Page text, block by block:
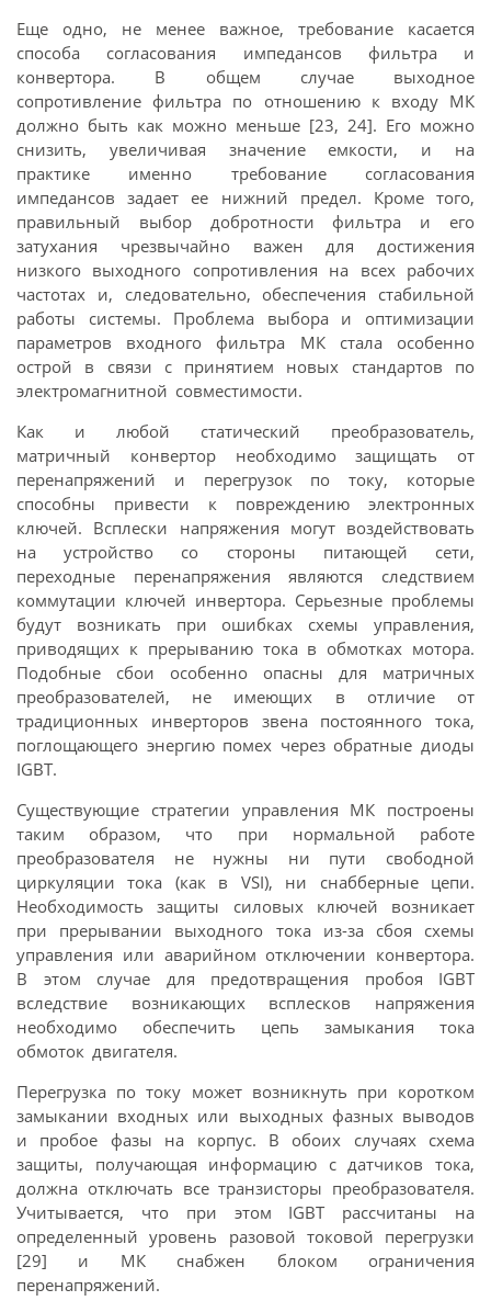
Еще одно, не менее важное, требование касается
способа согласования импедансов фильтра и
конвертора. В общем случае выходное
сопротивление фильтра по отношению к входу МК
должно быть как можно меньше [23, 24]. Его можно
снизить, увеличивая значение емкости, и на
практике именно требование согласования
импедансов задает ее нижний предел. Кроме того,
правильный выбор добротности фильтра и его
затухания чрезвычайно важен для достижения
низкого выходного сопротивления на всех рабочих
частотах и, следовательно, обеспечения стабильной
работы системы. Проблема выбора и оптимизации
параметров входного фильтра МК стала особенно
острой в связи с принятием новых стандартов по
электромагнитной совместимости.
Как и любой статический преобразователь,
матричный конвертор необходимо защищать от
перенапряжений и перегрузок по току, которые
способны привести к повреждению электронных
ключей. Всплески напряжения могут воздействовать
на устройство со стороны питающей сети,
переходные перенапряжения являются следствием
коммутации ключей инвертора. Серьезные проблемы
будут возникать при ошибках схемы управления,
приводящих к прерыванию тока в обмотках мотора.
Подобные сбои особенно опасны для матричных
преобразователей, не имеющих в отличие от
традиционных инверторов звена постоянного тока,
поглощающего энергию помех через обратные диоды
IGBT.
Существующие стратегии управления МК построены
таким образом, что при нормальной работе
преобразователя не нужны ни пути свободной
циркуляции тока (как в VSI), ни снабберные цепи.
Необходимость защиты силовых ключей возникает
при прерывании выходного тока из-за сбоя схемы
управления или аварийном отключении конвертора.
В этом случае для предотвращения пробоя IGBT
вследствие возникающих всплесков напряжения
необходимо обеспечить цепь замыкания тока
обмоток двигателя.
Перегрузка по току может возникнуть при коротком
замыкании входных или выходных фазных выводов
и пробое фазы на корпус. В обоих случаях схема
защиты, получающая информацию с датчиков тока,
должна отключать все транзисторы преобразователя.
Учитывается, что при этом IGBT рассчитаны на
определенный уровень разовой токовой перегрузки
[29] и МК снабжен блоком ограничения
перенапряжений.